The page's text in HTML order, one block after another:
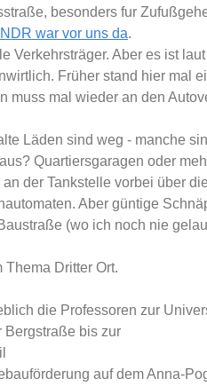
besonders fur
war vor uns da.
Verkehrsträger. Aber es ist
Früher stand hier mal
muss mal wieder an den
Läden sind weg - manche
Quartiersgaragen oder
der Tankstelle vorbei über
Aber güntige
(wo ich noch nie
Dritter Ort.
die Professoren zur
Bergstraße bis zur
auf dem Anna-